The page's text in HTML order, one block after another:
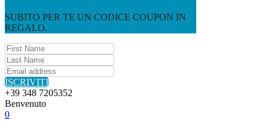
SUBITO PER TE UN CODICE COUPON IN
REGALO.
ISCRIVITI
+39 348 7205352
Benvenuto
0